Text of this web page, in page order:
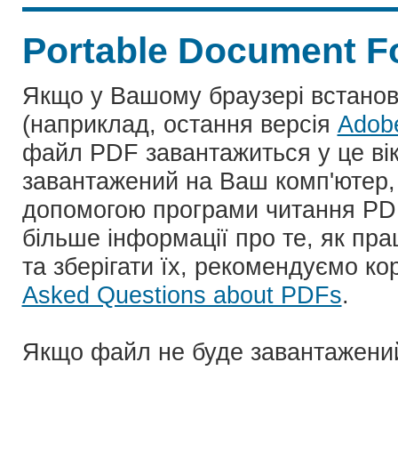
Portable Document
Якщо у Вашому браузері
(наприклад, остання версія
файл PDF завантажиться у це
завантажений на Ваш комп'ютер,
допомогою програми читання
більше інформації про те, як
та зберігати їх, рекомендуємо
Asked Questions about PDFs.
Якщо файл не буде